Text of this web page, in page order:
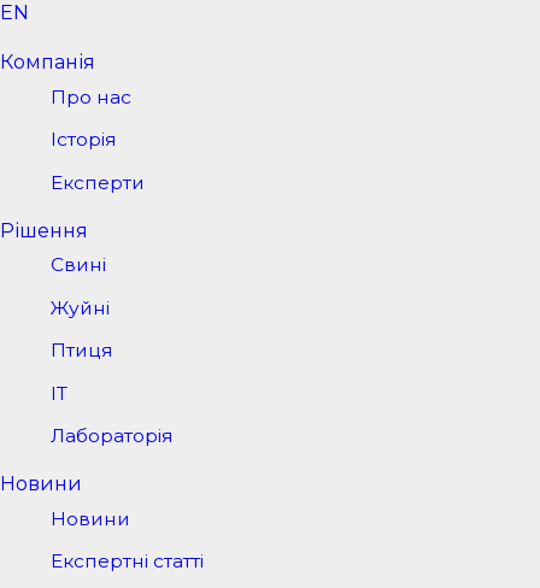
EN
Компанія
Про нас
Історія
Експерти
Рішення
Свині
Жуйні
Птиця
IT
Лабораторія
Новини
Новини
Експертні статті